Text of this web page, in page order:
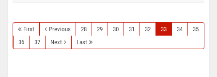
First Previous 28 29 30 31 32 33 34
35
36
37 Next Last